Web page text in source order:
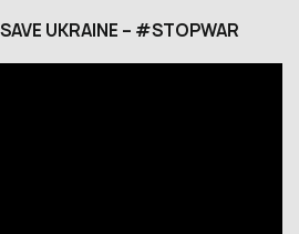
SAVE UKRAINE – #STOPWAR